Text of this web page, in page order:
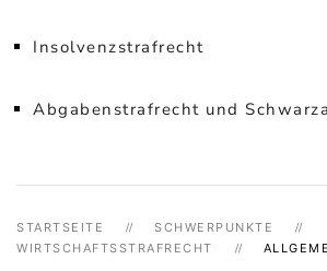
Insolvenzstrafrecht
Abgabenstrafrecht und
STARTSEITE
SCHWERPUNKTE
WIRTSCHAFTSSTRAFRECHT